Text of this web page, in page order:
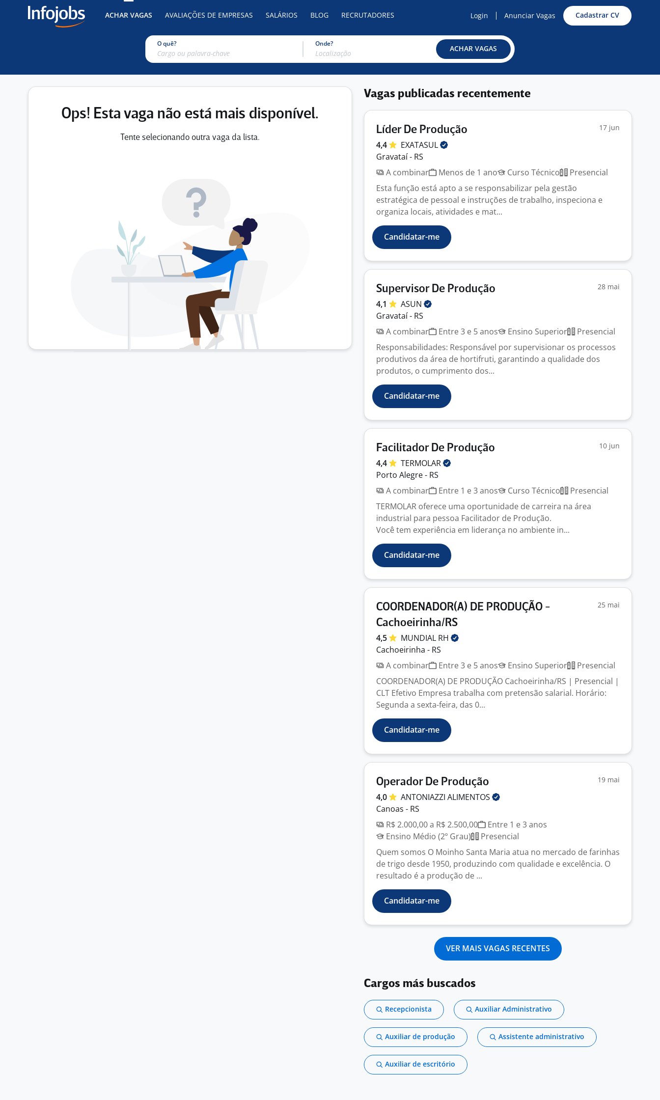
ACHAR VAGAS AVALIAÇÕES DE EMPRESAS SALÁRIOS BLOG RECRUTADORES Login Anunciar Vagas Cadastrar CV
O quê? Onde?
ACHAR VAGAS
Ops! Esta vaga não está mais disponível.
Tente selecionando outra vaga da lista.
Vagas publicadas recentemente
Líder De Produção 17 jun
4,4
EXATASUL
Gravataí - RS
A combinar
Menos de 1 ano Curso Técnico
Presencial
Esta função está apto a se responsabilizar pela gestão
estratégica de pessoal e instruções de trabalho, inspeciona e
organiza locais, atividades e mat...
Candidatar-me
Supervisor De Produção 28 mai
4,1
ASUN
Gravataí - RS
A combinar
Entre 3 e 5 anos Ensino Superior
Presencial
Responsabilidades: Responsável por supervisionar os processos
produtivos da área de hortifruti, garantindo a qualidade dos
produtos, o cumprimento dos...
Candidatar-me
Facilitador De Produção 10 jun
4,4
TERMOLAR
Porto Alegre - RS
A combinar
Entre 1 e 3 anos Curso Técnico
Presencial
TERMOLAR oferece uma oportunidade de carreira na área
industrial para pessoa Facilitador de Produção.
Você tem experiência em liderança no ambiente in...
Candidatar-me
COORDENADOR(A) DE PRODUÇÃO -
Cachoeirinha/RS
25 mai
4,5 MUNDIAL RH
Cachoeirinha - RS
A combinar
Entre 3 e 5 anos Ensino Superior
Presencial
COORDENADOR(A) DE PRODUÇÃO Cachoeirinha/RS | Presencial |
CLT Efetivo Empresa trabalha com pretensão salarial. Horário:
Segunda a sexta-feira, das 0...
Candidatar-me
Operador De Produção 19 mai
4,0 ANTONIAZZI ALIMENTOS
Canoas - RS
R$ 2.000,00 a R$ 2.500,00
Entre 1 e 3 anos
Ensino Médio (2º Grau)
Presencial
Quem somos O Moinho Santa Maria atua no mercado de farinhas
de trigo desde 1950, produzindo com qualidade e excelência. O
resultado é a produção de ...
Candidatar-me
VER MAIS VAGAS RECENTES
Cargos más buscados
Recepcionista Auxiliar Administrativo
Auxiliar de produção Assistente administrativo
Auxiliar de escritório